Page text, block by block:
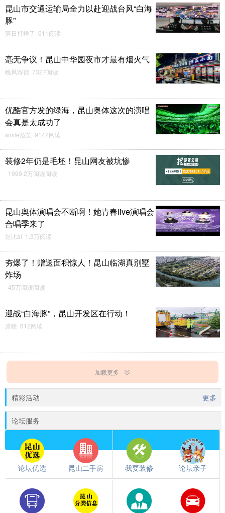
昆山市交通运输局全力以赴迎战台风“白海
豚”
落日打烊了 611阅读
毫无争议！昆山中华园夜市才最有烟火气
晚风寄信 7327阅读
优酷官方发的绿海，昆山奥体这次的演唱
会真是太成功了
smile危笑 9142阅读
装修2年仍是毛坯！昆山网友被坑惨
1999.2万阅读阅读
昆山奥体演唱会不断啊！她青春live演唱会
合唱季来了
逗比ai 1.3万阅读
夯爆了！赠送面积惊人！昆山临湖真别墅
炸场
45万阅读阅读
迎战“白海豚”，昆山开发区在行动！
凉瞳 612阅读
加载更多
精彩活动 更多
论坛服务
论坛优选 昆山二手房 我要装修 论坛亲子